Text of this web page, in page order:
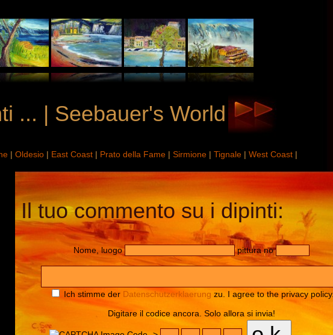
... | Seebauer's World
|Oldesio | East Coast | Prato della Fame |Sirmione |Tignale |West Coast |
Il tuo commento su i dipinti:
Nome, luogo pittura no
Ich stimme der Datenschutzerklaerung zu. I agree to the privacy policy.
Digitare il codice ancora. Solo allora si invia!